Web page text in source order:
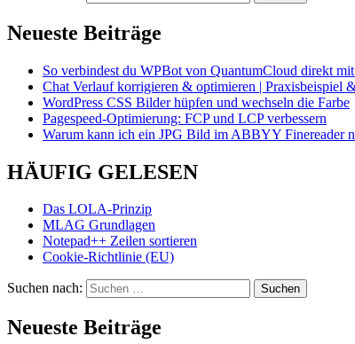
Neueste Beiträge
So verbindest du WPBot von QuantumCloud direkt
Chat Verlauf korrigieren & optimieren | Praxisbeispiel
WordPress CSS Bilder hüpfen und wechseln die Farbe
Pagespeed-Optimierung: FCP und LCP verbessern
Warum kann ich ein JPG Bild im ABBYY Finereader
HÄUFIG GELESEN
Das LOLA-Prinzip
MLAG Grundlagen
Notepad++ Zeilen sortieren
Cookie-Richtlinie (EU)
Suchen nach:
Neueste Beiträge